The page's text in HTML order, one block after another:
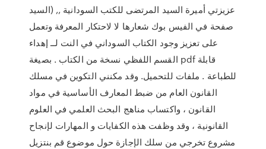
السيد) عزيزتي أميرة السيد المرتضى للكتب السودانية ,,
صفحة في الفيس بوك شعارها لا لاحتكار المعرفة وتعمل
على تعزيز وجود الكتاب السوداني في النت لــ إهداء
القسم اللفظي نسخة من الكتاب . بصيغة pdf قابلة
للطباعة . ملفات للتحميل. وقد مكنني التكوين في مسلك
القانون العام من ضبط المعارف الأساسية في مواد
القانون ، واكتساب مناهج البحث العلمي في العلوم
القانونية ، وقد وظفت هذه الكفايات و المهارات لإنجاح
مشروع تخرجي من سلك الإجازة حول موضوع ‫قم بنتزيل